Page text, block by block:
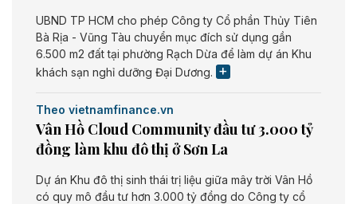
UBND TP HCM cho phép Công ty Cổ phần Thủy Tiên
Bà Rịa - Vũng Tàu chuyển mục đích sử dụng gần
6.500 m2 đất tại phường Rạch Dừa để làm dự án Khu
khách sạn nghỉ dưỡng Đại Dương.
Theo vietnamfinance.vn
Vân Hồ Cloud Community đầu tư 3.000 tỷ
đồng làm khu đô thị ở Sơn La
Dự án Khu đô thị sinh thái trị liệu giữa mây trời Vân Hồ
có quy mô đầu tư hơn 3.000 tỷ đồng do Công ty cổ